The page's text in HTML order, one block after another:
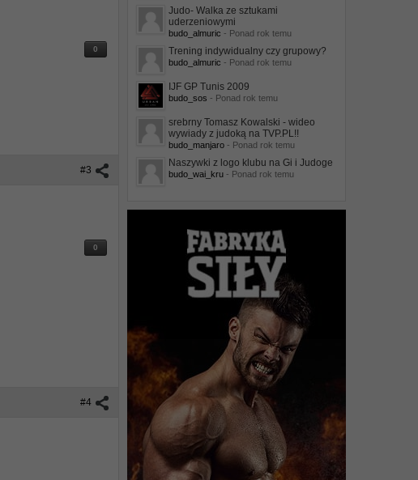
0
#3
0
#4
Judo- Walka ze sztukami
uderzeniowymi
budo_almuric - Ponad rok temu
Trening indywidualny czy grupowy?
budo_almuric - Ponad rok temu
IJF GP Tunis 2009
budo_sos - Ponad rok temu
srebrny Tomasz Kowalski - wideo
wywiady z judoką na TVP.PL!!
budo_manjaro- Ponad rok temu
Naszywki z logo klubu na Gi i Judoge
budo_wai_kru- Ponad rok temu